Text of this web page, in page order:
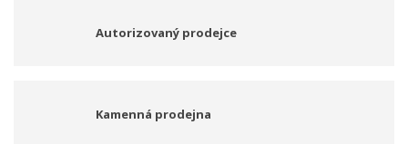
Autorizovaný prodejce
Kamenná prodejna